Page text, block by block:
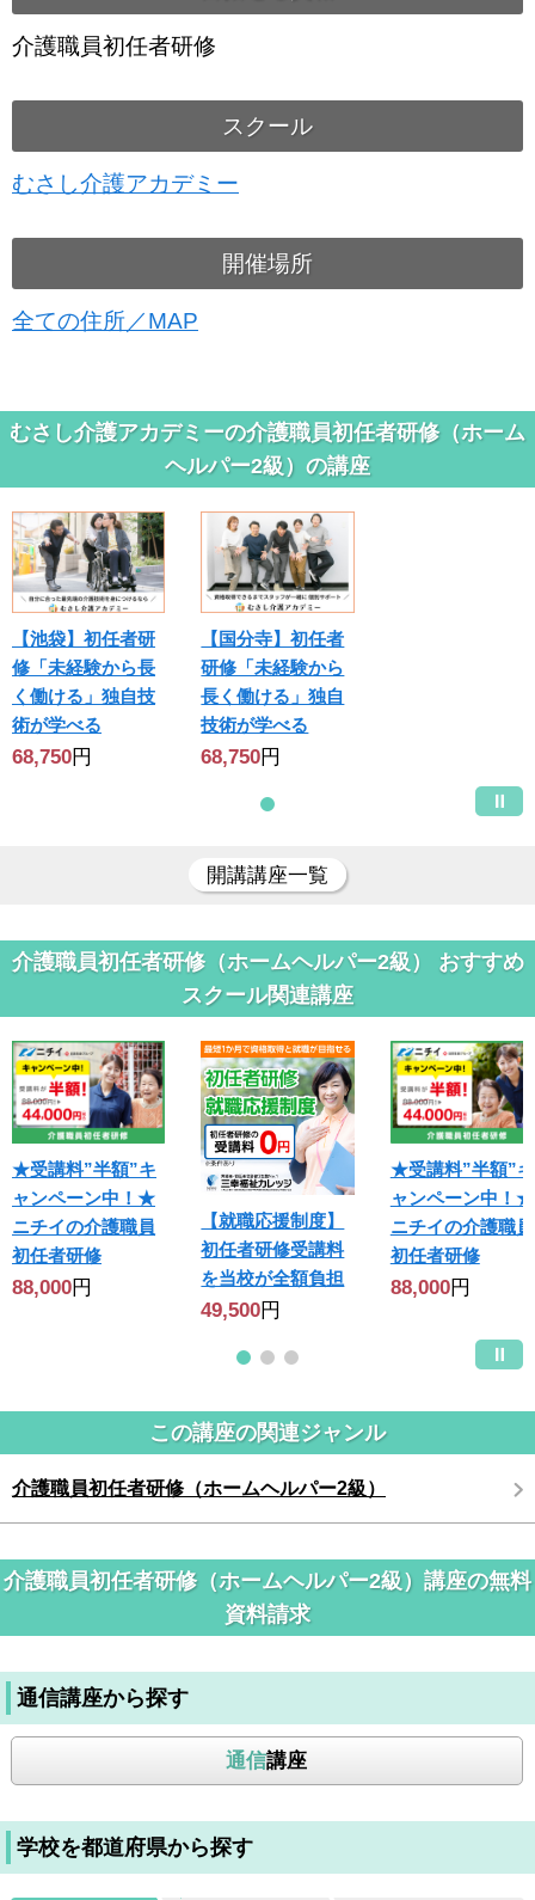
介護職員初任者研修
スクール
むさし介護アカデミー
開催場所
全ての住所／MAP
むさし介護アカデミーの介護職員初任者研修（ホーム
ヘルパー2級）の講座
【池袋】初任者研
修「未経験から長
く働ける」独自技
術が学べる
68,750円
【国分寺】初任者
研修「未経験から
長く働ける」独自
技術が学べる
68,750円
開講講座一覧
介護職員初任者研修（ホームヘルパー2級） おすすめ
スクール関連講座
★受講料”半額”キ
ャンペーン中！★
ニチイの介護職員
初任者研修
88,000円
【就職応援制度】
初任者研修受講料
を当校が全額負担
49,500円
★受講料”半額”キ
ャンペーン中！★
ニチイの介護職員
初任者研修
88,000円
この講座の関連ジャンル
介護職員初任者研修（ホームヘルパー2級）
介護職員初任者研修（ホームヘルパー2級）講座の無料
資料請求
通信講座から探す
通信講座
学校を都道府県から探す